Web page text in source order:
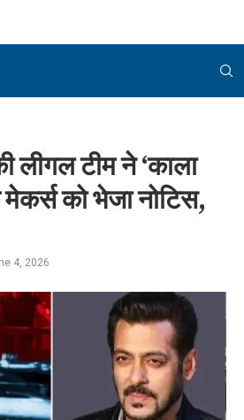
लीगल टीम ने ‘काला
को भेजा नोटिस,
4, 2026